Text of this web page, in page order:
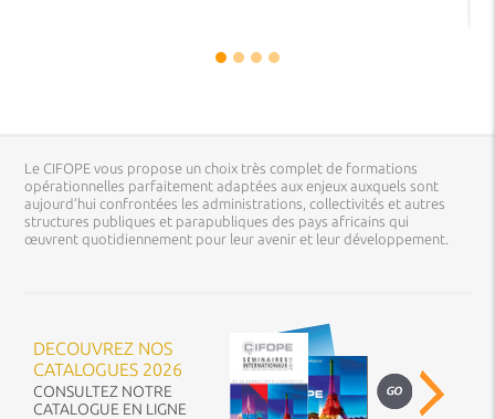
Le CIFOPE vous propose un choix très complet de formations
opérationnelles parfaitement adaptées aux enjeux auxquels sont
aujourd’hui confrontées les administrations, collectivités et autres
structures publiques et parapubliques des pays africains qui
œuvrent quotidiennement pour leur avenir et leur développement.
DECOUVREZ NOS
CATALOGUES 2026
CONSULTEZ NOTRE
CATALOGUE EN LIGNE